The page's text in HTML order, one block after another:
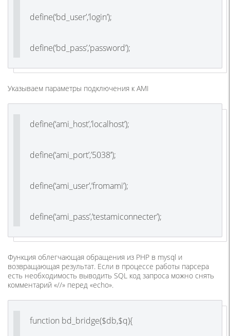
define(‘bd_user’,’login’);
define(‘bd_pass’,’password’);
Указываем параметры подключения к AMI
define(‘ami_host’,’localhost’);
define(‘ami_port’,’5038′);
define(‘ami_user’,’fromami’);
define(‘ami_pass’,’testamiconnecter’);
Функция облегчающая обращения из PHP в mysql и
возвращающая результат. Если в процессе работы парсера
есть необходимость выводить SQL код запроса можно снять
комментарий «//» перед «echo».
function bd_bridge($db,$q){